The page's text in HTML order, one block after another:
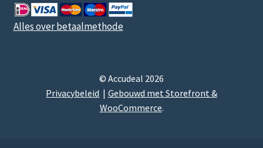
Alles over betaalmethode
© Accudeal 2026
Privacybeleid
Gebouwd met Storefront &
WooCommerce.